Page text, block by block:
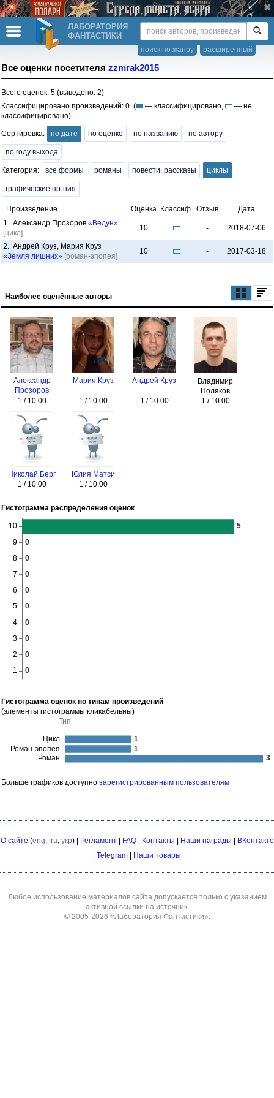
ЛАБОРАТОРИЯ
ФАНТАСТИКИ
расширенный
поиск по жанру
Все оценки посетителя zzmrak2015
Всего оценок: 5 (выведено: 2)
Классифицировано произведений: 0 (
— классифицировано,
— не
классифицировано)
Сортировка: по дате по оценке по названию по автору
по году выхода
Категория: все формы романы повести, рассказы циклы
графические пр-ния
Произведение Оценка Классиф. Отзыв
Дата
1. Александр Прозоров «Ведун»
[цикл]
10 - 2018-07-06
2. Андрей Круз, Мария Круз
«Земля лишних» [роман-эпопея]
10 - 2017-03-18
Наиболее оценённые авторы
Александр
Прозоров
1 / 10.00
Мария Круз
1 / 10.00
Андрей Круз
1 / 10.00
Владимир
Поляков
1 / 10.00
Николай Берг
1 / 10.00
Юлия Матси
1 / 10.00
Гистограмма распределения оценок
Гистограмма оценок по типам произведений
(элементы гистограммы кликабельны)
Больше графиков доступно зарегистрированным пользователям
О сайте (eng, fra, укр) | Регламент| FAQ| Контакты Наши награды
ВКонтакте
Telegram Наши товары
Любое использование материалов сайта допускается только с указанием
активной ссылки на источник.
© 2005-2026 «Лаборатория Фантастики».